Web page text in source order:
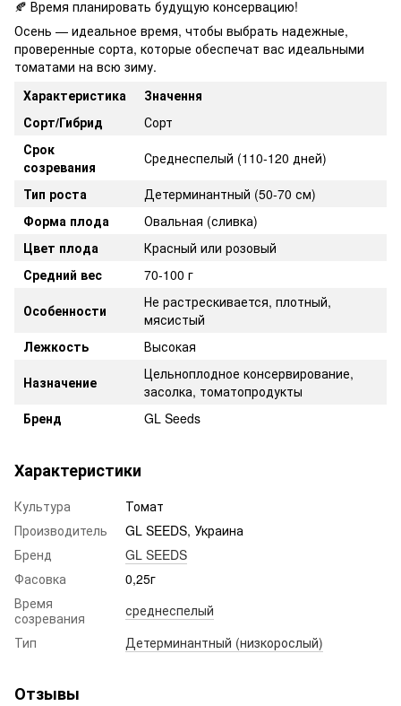
🍂 Время планировать будущую консервацию!
Осень — идеальное время, чтобы выбрать надежные,
проверенные сорта, которые обеспечат вас идеальными
томатами на всю зиму.
Характеристика
Значення
Сорт/Гибрид
Сорт
Срок
созревания
Среднеспелый (110-120 дней)
Тип роста
Детерминантный (50-70 см)
Форма плода
Овальная (сливка)
Цвет плода
Красный или розовый
Средний вес
70-100 г
Особенности
Не растрескивается, плотный,
мясистый
Лежкость
Высокая
Назначение
Цельноплодное консервирование,
засолка, томатопродукты
Бренд
GL Seeds
Характеристики
Культура
Томат
Производитель
GL SEEDS, Украина
Бренд
GL SEEDS
Фасовка
0,25г
Время
созревания
среднеспелый
Тип
Детерминантный (низкорослый)
Отзывы